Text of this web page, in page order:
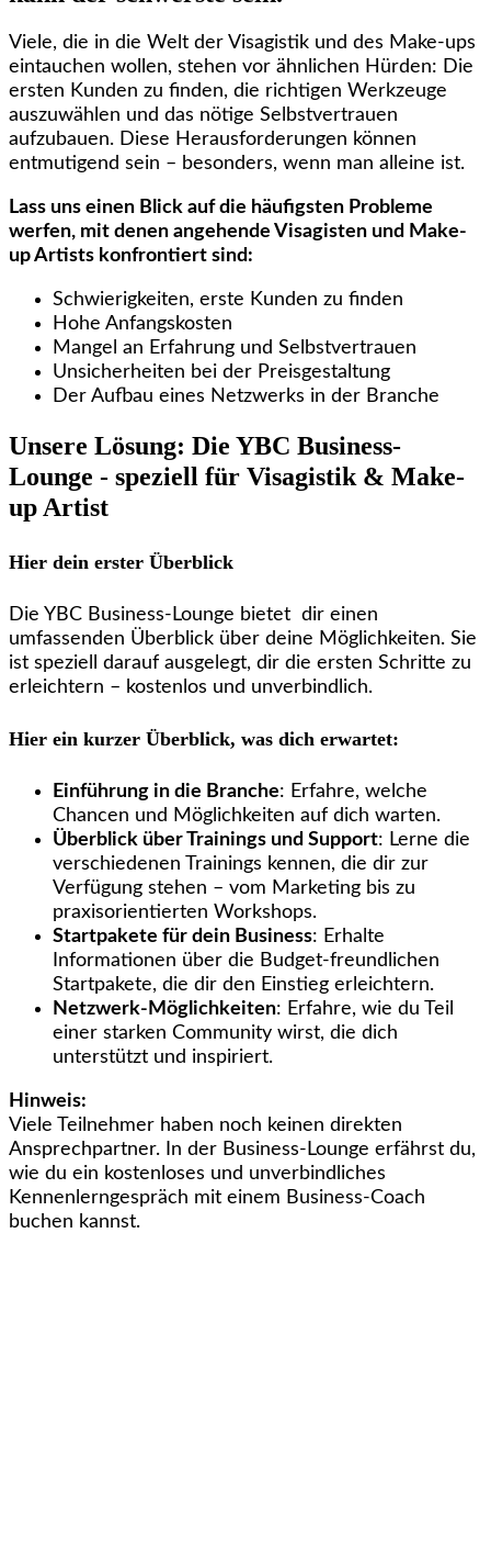
Viele, die in die Welt der Visagistik und des Make-ups
eintauchen wollen, stehen vor ähnlichen Hürden: Die
ersten Kunden zu finden, die richtigen Werkzeuge
auszuwählen und das nötige Selbstvertrauen
aufzubauen. Diese Herausforderungen können
entmutigend sein – besonders, wenn man alleine ist.
Lass uns einen Blick auf die häufigsten Probleme
werfen, mit denen angehende Visagisten und Make-
up Artists konfrontiert sind:
Schwierigkeiten, erste Kunden zu finden
Hohe Anfangskosten
Mangel an Erfahrung und Selbstvertrauen
Unsicherheiten bei der Preisgestaltung
Der Aufbau eines Netzwerks in der Branche
Unsere Lösung: Die YBC Business-
Lounge - speziell für Visagistik & Make-
up Artist
Hier dein erster Überblick
Die YBC Business-Lounge bietet dir einen
umfassenden Überblick über deine Möglichkeiten. Sie
ist speziell darauf ausgelegt, dir die ersten Schritte zu
erleichtern – kostenlos und unverbindlich.
Hier ein kurzer Überblick, was dich erwartet:
Einführung in die Branche: Erfahre, welche
Chancen und Möglichkeiten auf dich warten.
Überblick über Trainings und Support: Lerne die
verschiedenen Trainings kennen, die dir zur
Verfügung stehen – vom Marketing bis zu
praxisorientierten Workshops.
Startpakete für dein Business: Erhalte
Informationen über die Budget-freundlichen
Startpakete, die dir den Einstieg erleichtern.
Netzwerk-Möglichkeiten: Erfahre, wie du Teil
einer starken Community wirst, die dich
unterstützt und inspiriert.
Hinweis:
Viele Teilnehmer haben noch keinen direkten
Ansprechpartner. In der Business-Lounge erfährst du,
wie du ein kostenloses und unverbindliches
Kennenlerngespräch mit einem Business-Coach
buchen kannst.